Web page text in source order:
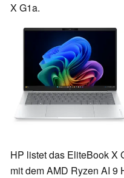
X G1a.
HP listet das EliteBook X
mit dem AMD Ryzen AI 9